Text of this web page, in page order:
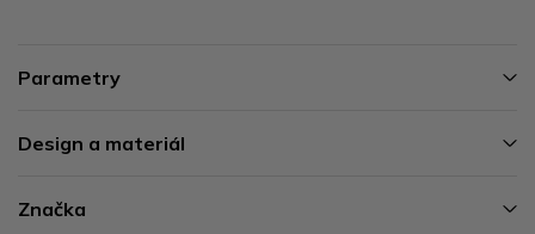
Parametry
Design a materiál
Značka